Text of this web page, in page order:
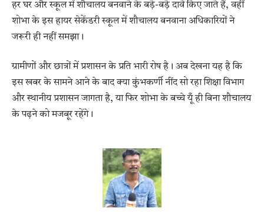
हर घर और स्कूल में शौचालय बनवाने के बड़े-बड़े दावे किए जाते हैं, वहीं
शोभा के इस हायर सेकेंडरी स्कूल में शौचालय बनवाना अधिकारियों ने
जरूरी ही नहीं समझा।
ग्रामीणों और छात्रों में प्रशासन के प्रति भारी रोष है। अब देखना यह है कि
इस खबर के सामने आने के बाद क्या कुंभकर्णी नींद सो रहा शिक्षा विभाग
और स्थानीय प्रशासन जागता है, या फिर शोभा के बच्चे यूँ ही बिना शौचालय
के पढ़ने को मजबूर रहेंगे।